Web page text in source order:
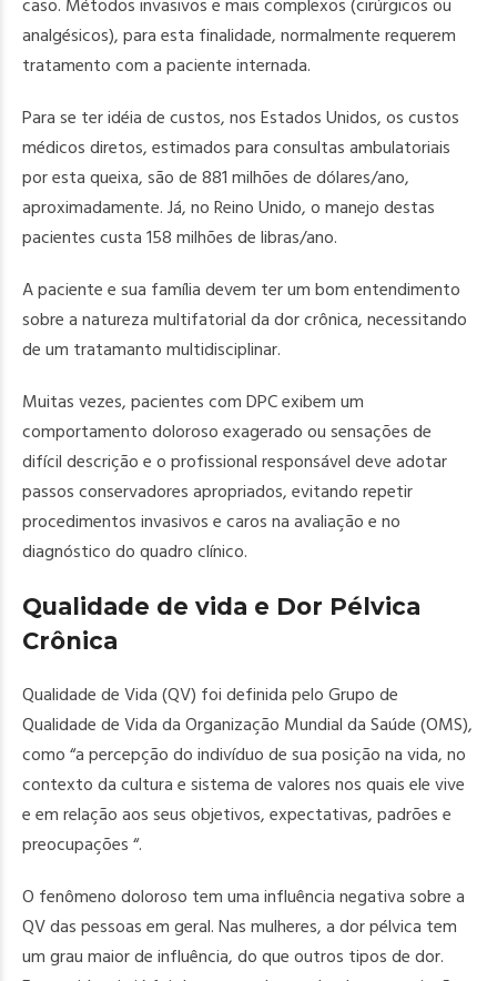
caso. Métodos invasivos e mais complexos (cirúrgicos ou
analgésicos), para esta finalidade, normalmente requerem
tratamento com a paciente internada.
Para se ter idéia de custos, nos Estados Unidos, os custos
médicos diretos, estimados para consultas ambulatoriais
por esta queixa, são de 881 milhões de dólares/ano,
aproximadamente. Já, no Reino Unido, o manejo destas
pacientes custa 158 milhões de libras/ano.
A paciente e sua família devem ter um bom entendimento
sobre a natureza multifatorial da dor crônica, necessitando
de um tratamanto multidisciplinar.
Muitas vezes, pacientes com DPC exibem um
comportamento doloroso exagerado ou sensações de
difícil descrição e o profissional responsável deve adotar
passos conservadores apropriados, evitando repetir
procedimentos invasivos e caros na avaliação e no
diagnóstico do quadro clínico.
Qualidade de vida e Dor Pélvica
Crônica
Qualidade de Vida (QV) foi definida pelo Grupo de
Qualidade de Vida da Organização Mundial da Saúde (OMS),
como “a percepção do indivíduo de sua posição na vida, no
contexto da cultura e sistema de valores nos quais ele vive
e em relação aos seus objetivos, expectativas, padrões e
preocupações “.
O fenômeno doloroso tem uma influência negativa sobre a
QV das pessoas em geral. Nas mulheres, a dor pélvica tem
um grau maior de influência, do que outros tipos de dor.